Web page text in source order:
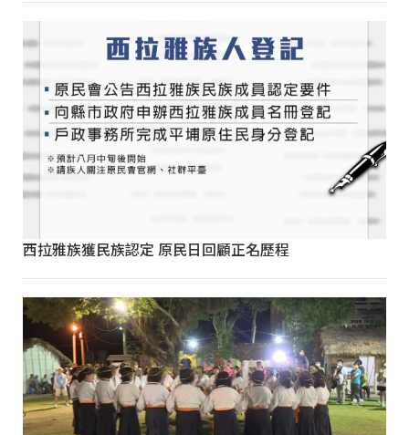
西拉雅族獲民族認定 原民日回顧正名歷程